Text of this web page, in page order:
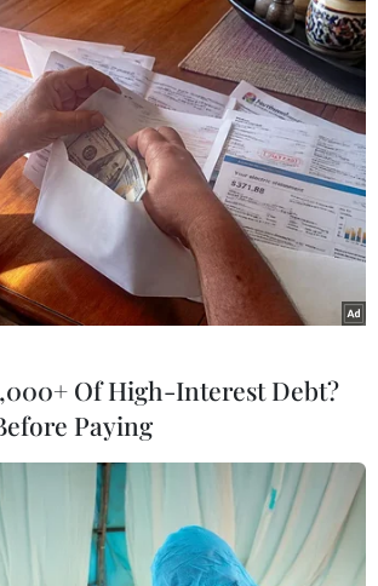
người Việt tại Hà Lan tuần hành
Quốc
giàn khoan Hải Dương-981 trái
phản đối Trung Quốc đưa giàn
Bắc Bộ
khoan HD-981 có thể gây căng
phát trở lại
Quốc rút giàn khoan ra khỏi
Bắc Bộ
Biển Đông: Lên án hành động sai
Quốc
Of High-Interest Debt?
Paying